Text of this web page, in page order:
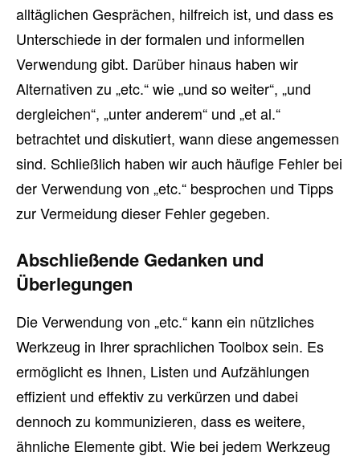
alltäglichen Gesprächen, hilfreich ist, und dass es
Unterschiede in der formalen und informellen
Verwendung gibt. Darüber hinaus haben wir
Alternativen zu „etc.“ wie „und so weiter“, „und
dergleichen“, „unter anderem“ und „et al.“
betrachtet und diskutiert, wann diese angemessen
sind. Schließlich haben wir auch häufige Fehler bei
der Verwendung von „etc.“ besprochen und Tipps
zur Vermeidung dieser Fehler gegeben.
Abschließende Gedanken und
Überlegungen
Die Verwendung von „etc.“ kann ein nützliches
Werkzeug in Ihrer sprachlichen Toolbox sein. Es
ermöglicht es Ihnen, Listen und Aufzählungen
effizient und effektiv zu verkürzen und dabei
dennoch zu kommunizieren, dass es weitere,
ähnliche Elemente gibt. Wie bei jedem Werkzeug